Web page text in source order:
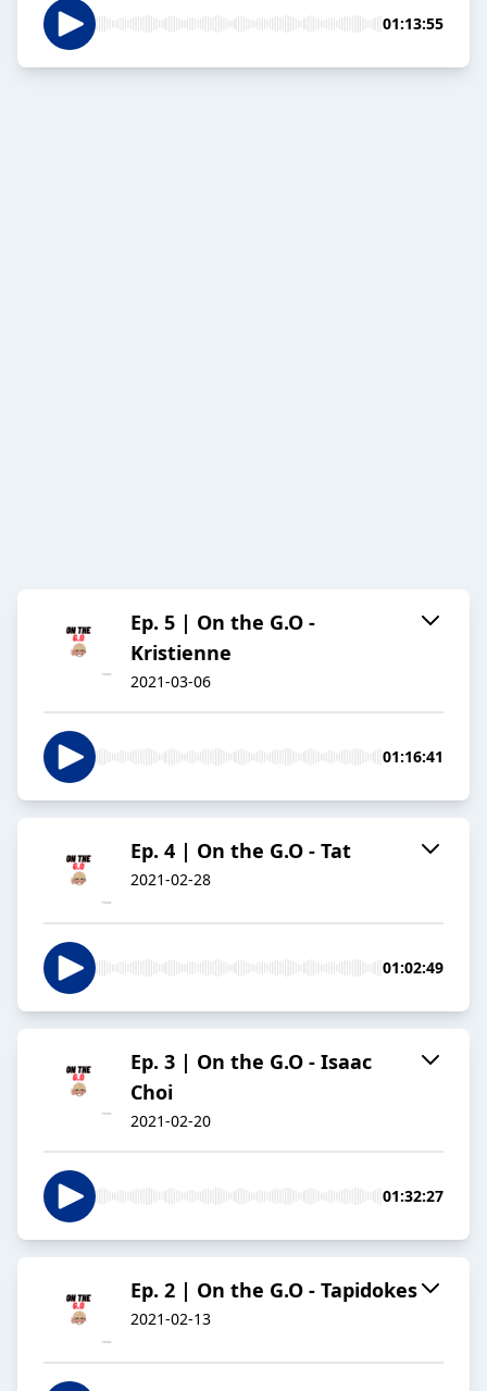
01:13:55
Ep. 5 | On the G.O -
Kristienne
2021-03-06
01:16:41
Ep. 4 | On the G.O - Tat
2021-02-28
01:02:49
Ep. 3 | On the G.O - Isaac
Choi
2021-02-20
01:32:27
Ep. 2 | On the G.O - Tapidokes
2021-02-13